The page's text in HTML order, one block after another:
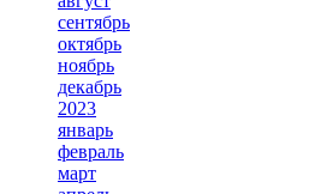
сентябрь
октябрь
ноябрь
декабрь
2023
январь
февраль
март